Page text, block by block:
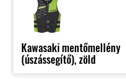
Kawasaki mentőmellény
(úszássegítő), zöld